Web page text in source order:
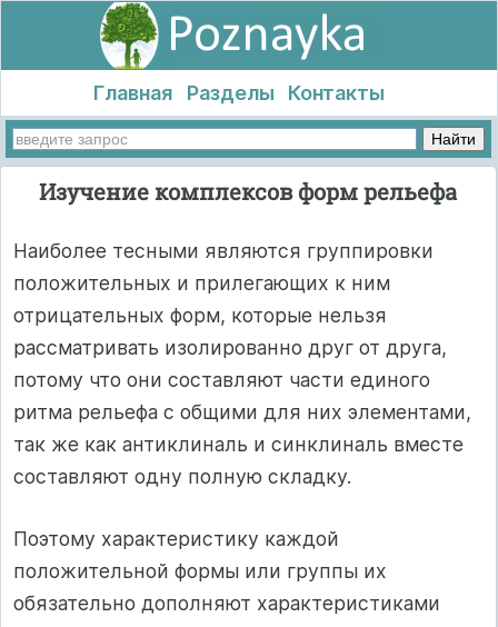
Главная Разделы Контакты
Изучение комплексов форм рельефа
Наиболее тесными являются группировки
положительных и прилегающих к ним
отрицательных форм, которые нельзя
рассматривать изолированно друг от друга,
потому что они составляют части единого
ритма рельефа с общими для них элементами,
так же как антиклиналь и синклиналь вместе
составляют одну полную складку.
Поэтому характеристику каждой
положительной формы или группы их
обязательно дополняют характеристиками